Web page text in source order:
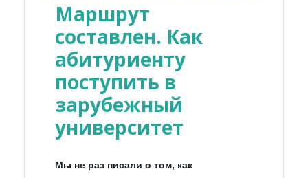
Маршрут
составлен. Как
абитуриенту
поступить в
зарубежный
университет
Мы не раз писали о том, как